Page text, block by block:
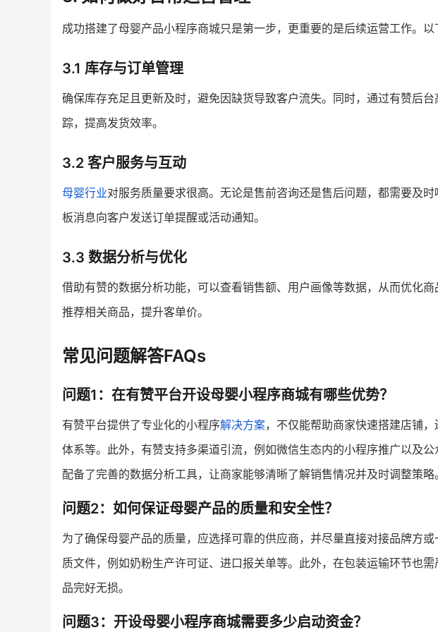
成功搭建了母婴产品小程序商城只是第一步，更重要的是后续运营工作。以
3.1 库存与订单管理
确保库存充足且更新及时，避免因缺货导致客户流失。同时，通过有赞后
踪，提高发货效率。
3.2 客户服务与互动
母婴行业对服务质量要求很高。无论是售前咨询还是售后问题，都需要及
板消息向客户发送订单提醒或活动通知。
3.3 数据分析与优化
借助有赞的数据分析功能，可以查看销售额、用户画像等数据，从而优化
推荐相关商品，提升客单价。
常见问题解答FAQs
问题1：在有赞平台开设母婴小程序商城有哪些优势？
有赞平台提供了专业化的小程序解决方案，不仅能帮助商家快速搭建店铺
体系等。此外，有赞支持多渠道引流，例如微信生态内的小程序推广以及
配备了完善的数据分析工具，让商家能够清晰了解销售情况并及时调整策略。
问题2：如何保证母婴产品的质量和安全性？
为了确保母婴产品的质量，应选择可靠的供应商，并尽量直接对接品牌方
质文件，例如奶粉生产许可证、进口报关单等。此外，在包装运输环节也
品完好无损。
问题3：开设母婴小程序商城需要多少启动资金？